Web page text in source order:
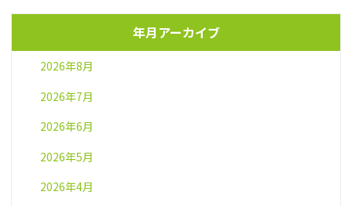
年月アーカイブ
2026年8月
2026年7月
2026年6月
2026年5月
2026年4月